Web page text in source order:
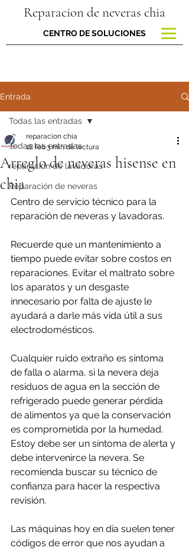
Reparacion de neveras chia
CENTRO DE SOLUCIONES
Entrada
Todas las entradas
reparacion de lavadoras
Reparación de neveras
Todas las entradas
Arreglo de neveras hisense en
chia
reparacion chia
18 feb3 min de lectura
Centro de servicio técnico para la
reparación de neveras y lavadoras.
Recuerde que un mantenimiento a
tiempo puede evitar sobre costos en
reparaciones. Evitar el maltrato sobre
los aparatos y un desgaste
innecesario por falta de ajuste le
ayudará a darle más vida útil a sus
electrodomésticos.
Cualquier ruido extraño es síntoma
de falla o alarma, si la nevera deja
residuos de agua en la sección de
refrigerado puede generar pérdida
de alimentos ya que la conservación
es comprometida por la humedad.
Estoy debe ser un síntoma de alerta y
debe intervenirce la nevera. Se
recomienda buscar su técnico de
confianza para hacer la respectiva
revisión.
Las máquinas hoy en día suelen tener
códigos de error que nos ayudan a